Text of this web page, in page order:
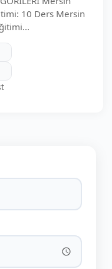
10 Ders Mersin